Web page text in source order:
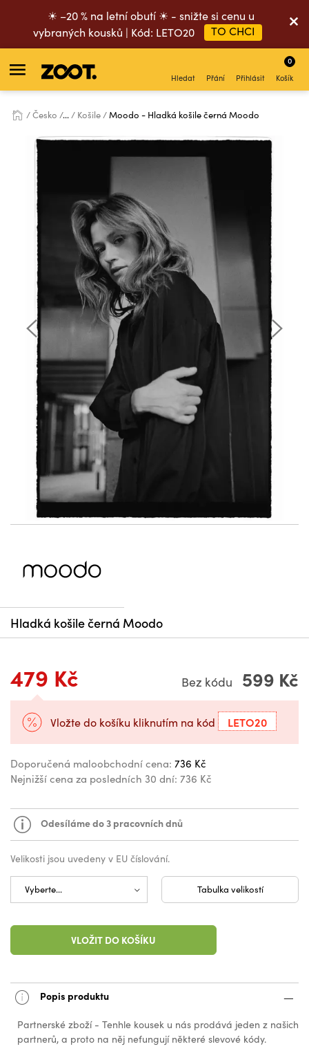
☀ –20 % na letní obutí ☀ - snižte si cenu u
vybraných kousků | Kód: LETO20
TO CHCI
Hledat Přání Přihlásit Košík
0
Česko ... Košile Moodo - Hladká košile černá Moodo
Hladká košile černá Moodo
479 Kč Bez kódu 599 Kč
Vložte do košíku kliknutím na kód LETO20
Doporučená maloobchodní cena: 736 Kč
Nejnižší cena za posledních 30 dní: 736 Kč
Odesíláme do 3 pracovních dnů
Velikosti jsou uvedeny v EU číslování.
Tabulka velikostí
VLOŽIT DO KOŠÍKU
Popis produktu
Partnerské zboží - Tenhle kousek u nás prodává jeden z našich
partnerů, a proto na něj nefungují některé slevové kódy.